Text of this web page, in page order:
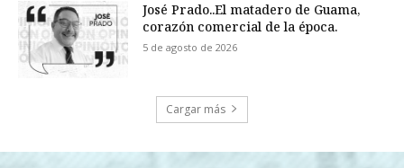
José Prado..El matadero de Guama,
corazón comercial de la época.
5 de agosto de 2026
Cargar más